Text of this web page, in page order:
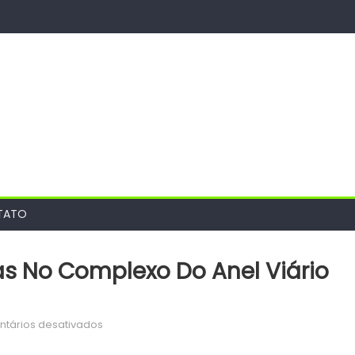
No Complexo Do Anel Viário
desativados